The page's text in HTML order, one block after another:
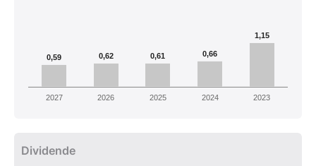
0,59 0,62 0,61 0,66
1,15
2027 2026 2025 2024 2023
Dividende